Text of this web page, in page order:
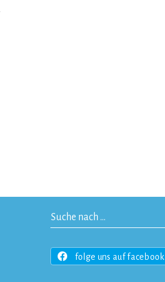
folge uns auf facebook